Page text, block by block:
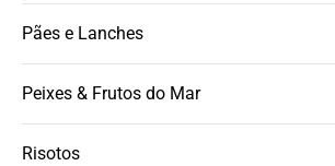
Pães e Lanches
Peixes & Frutos do Mar
Risotos